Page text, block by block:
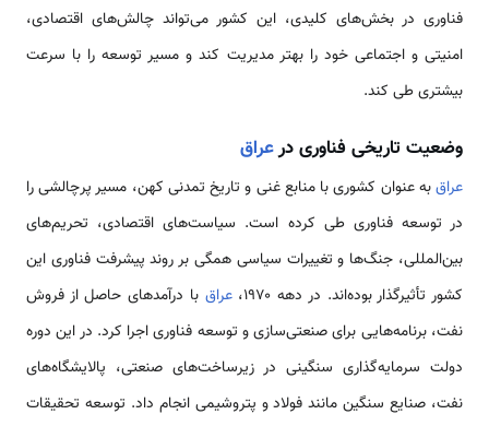
فناوری در بخش‌های کلیدی، این کشور می‌تواند چالش‌های اقتصادی،
امنیتی و اجتماعی خود را بهتر مدیریت کند و مسیر توسعه را با سرعت
بیشتری طی کند.
وضعیت تاریخی فناوری درعراق
عراقبه عنوان کشوری با منابع غنی و تاریخ تمدنی کهن، مسیر پرچالشی را
در توسعه فناوری طی کرده است. سیاست‌های اقتصادی، تحریم‌های
بین‌المللی، جنگ‌ها و تغییرات سیاسی همگی بر روند پیشرفت فناوری این
کشور تأثیرگذار بوده‌اند. در دهه ۱۹۷۰،
عراق با درآمدهای حاصل از فروش
نفت، برنامه‌هایی برای صنعتی‌سازی و توسعه فناوری اجرا کرد. در این دوره
دولت سرمایه‌گذاری سنگینی در زیرساخت‌های صنعتی، پالایشگاه‌های
نفت، صنایع سنگین مانند فولاد و پتروشیمی انجام داد. توسعه تحقیقات